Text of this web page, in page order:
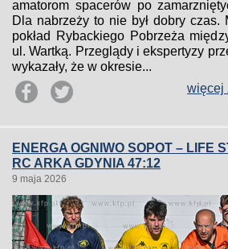
amatorom spacerów po
Dla nabrzeży to nie był dobry czas.
pokład Rybackiego Pobrzeża
ul. Wartką. Przeglądy i ekspertyzy
wykazały, że w okresie...
więcej
ENERGA OGNIWO SOPOT – LIFE
RC ARKA GDYNIA 47:12
9 maja 2026